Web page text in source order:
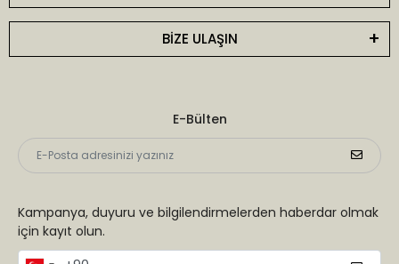
BİZE ULAŞIN
E-Bülten
Kampanya, duyuru ve bilgilendirmelerden haberdar olmak
için kayıt olun.